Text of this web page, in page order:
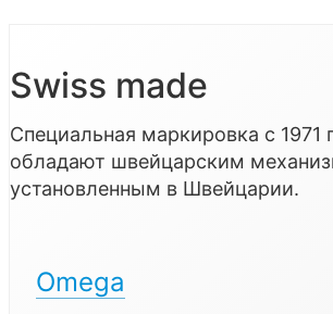
Swiss made
Специальная маркировка с 1971
обладают швейцарским
установленным в Швейцарии.
Omega